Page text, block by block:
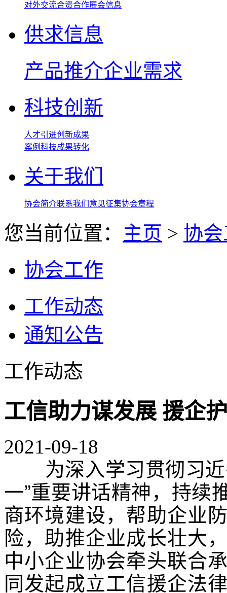
对外交流合资合作展会信息
供求信息
产品推介企业需求
科技创新
人才引进创新成果
案例 科技成果转化
关于我们
协会简介联系我们 意见征集协会章程
您当前位置： 主页 > 协
协会工作
工作动态
通知公告
工作动态
工信助力谋发展 援企
2021-09-18
为深入学习贯彻习近
一”重要讲话精神，持续
商环境建设，帮助企业
险，助推企业成长壮大
中小企业协会牵头联合
同发起成立工信援企法